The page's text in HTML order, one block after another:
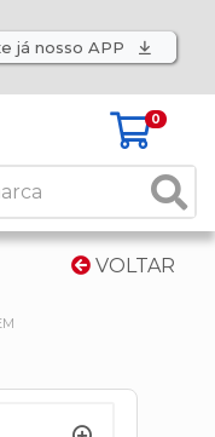
já nosso APP
0
VOLTAR